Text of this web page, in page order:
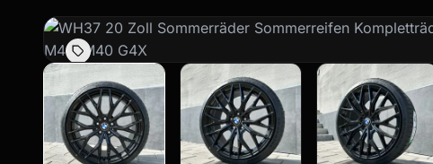
Sommerräder & Felgen
Kompletträder -
Sommer
Winterräder & Felgen
Felgen